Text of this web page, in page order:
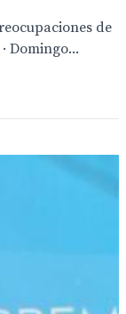
de
Domingo...